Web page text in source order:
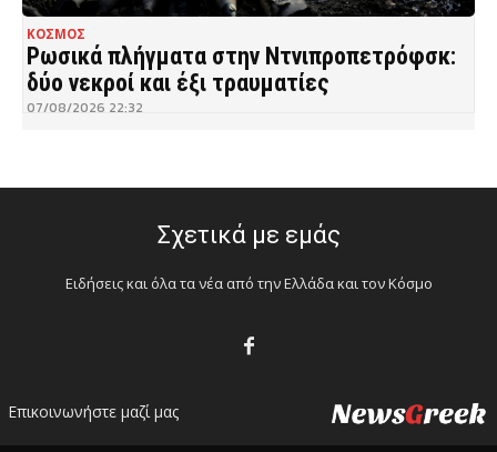
ΚΟΣΜΟΣ
Ρωσικά πλήγματα στην Ντνιπροπετρόφσκ:
δύο νεκροί και έξι τραυματίες
07/08/2026 22:32
Σχετικά με εμάς
Ειδήσεις και όλα τα νέα από την Ελλάδα και τον Κόσμο
Επικοινωνήστε μαζί μας